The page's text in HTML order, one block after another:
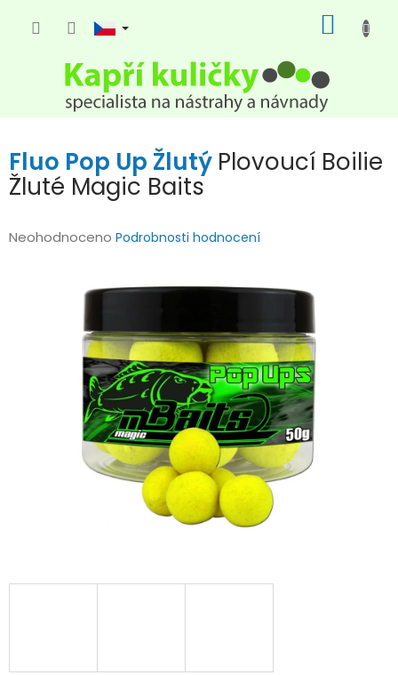
KOŠÍK
Fluo Pop Up Žlutý Plovoucí Boilie
Žluté Magic Baits
Průměrné
Neohodnoceno Podrobnosti hodnocení